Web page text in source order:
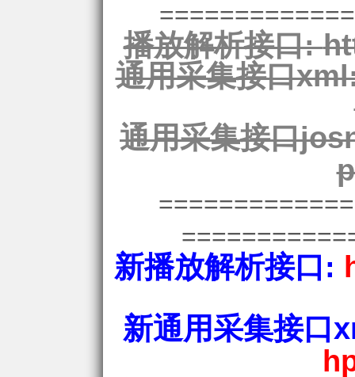
播放解析接口:
通用采集接口
通用采集接口
新播放解析接口:
新通用采集接口